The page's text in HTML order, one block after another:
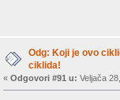
Odg: Koji je ovo
ciklida!
« Odgovori #91 u: Veljača